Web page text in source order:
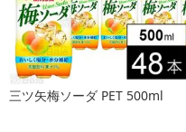
三ツ矢梅ソーダ PET 500ml